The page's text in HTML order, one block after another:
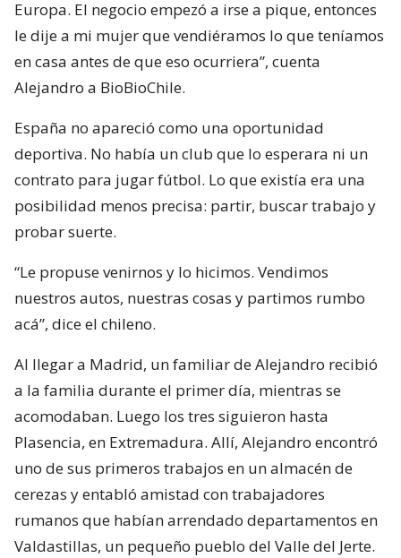
Europa. El negocio empezó a irse a pique, entonces
le dije a mi mujer que vendiéramos lo que teníamos
en casa antes de que eso ocurriera”, cuenta
Alejandro a BioBioChile.
España no apareció como una oportunidad
deportiva. No había un club que lo esperara ni un
contrato para jugar fútbol. Lo que existía era una
posibilidad menos precisa: partir, buscar trabajo y
probar suerte.
“Le propuse venirnos y lo hicimos. Vendimos
nuestros autos, nuestras cosas y partimos rumbo
acá”, dice el chileno.
Al llegar a Madrid, un familiar de Alejandro recibió
a la familia durante el primer día, mientras se
acomodaban. Luego los tres siguieron hasta
Plasencia, en Extremadura. Allí, Alejandro encontró
uno de sus primeros trabajos en un almacén de
cerezas y entabló amistad con trabajadores
rumanos que habían arrendado departamentos en
Valdastillas, un pequeño pueblo del Valle del Jerte.